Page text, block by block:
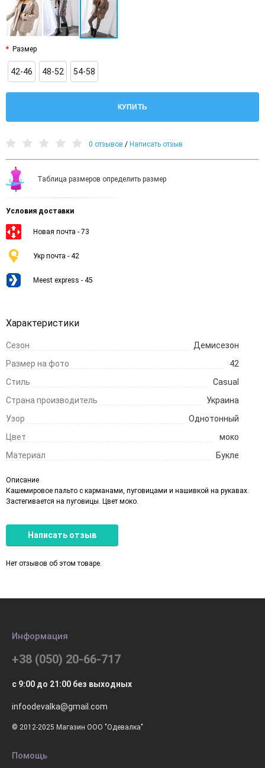
Размер
42-46 48-52 54-58
КУПИТЬ
0 отзывов / Написать отзыв
Таблица размеров определить размер
Условия доставки
Новая почта - 73
Укр почта - 42
Meest express - 45
Характеристики
Сезон
Демисезон
Размер на фото
42
Стиль
Casual
Страна производитель
Украина
Узор
Однотонный
Цвет
моко
Материал
Букле
Описание
Кашемировое пальто с карманами, пуговицами и нашивкой на рукавах.
Застегивается на пуговицы. Цвет моко.
Написать отзыв
Нет отзывов об этом товаре.
Информация
+38 (050) 20-66-717
с 9:00 до 21:00 без выходных
infoodevalka@gmail.com
© 2012-2025 Магазин ООО "Одевалка"
Помощь